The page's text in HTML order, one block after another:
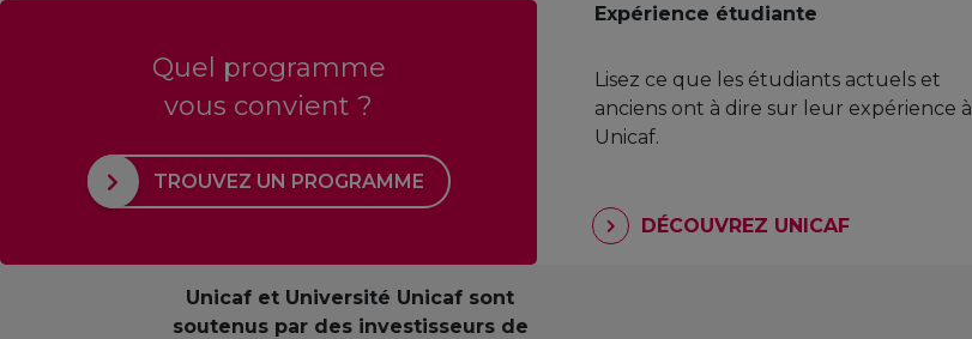
Quel programme
vous convient ?
TROUVEZ UN PROGRAMME
Expérience étudiante
Lisez ce que les étudiants actuels et
anciens ont à dire sur leur expérience à
Unicaf.
DÉCOUVREZ UNICAF
Unicaf et Université Unicaf sont
soutenus par des investisseurs de